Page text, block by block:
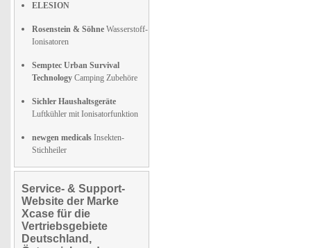
ELESION
Rosenstein & Söhne Wasserstoff-
Ionisatoren
Semptec Urban Survival
Technology Camping Zubehöre
Sichler Haushaltsgeräte
Luftkühler mit Ionisatorfunktion
newgen medicals Insekten-
Stichheiler
Service- & Support-
Website der Marke
Xcase für die
Vertriebsgebiete
Deutschland,